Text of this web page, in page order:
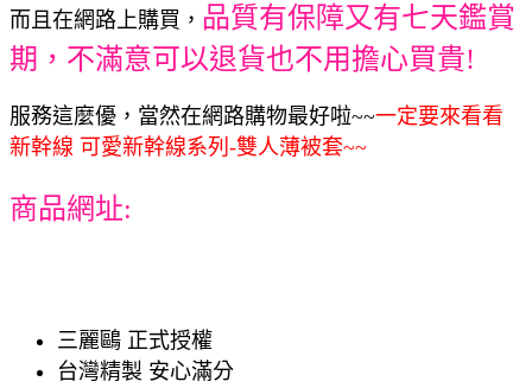
而且在網路上購買， 品質有保障又有七天鑑賞
期，不滿意可以退貨也不用擔心買貴!
服務這麼優，當然在網路購物最好啦~~一定要來看看
新幹線 可愛新幹線系列-雙人薄被套~~
商品網址:
三麗鷗 正式授權
台灣精製 安心滿分